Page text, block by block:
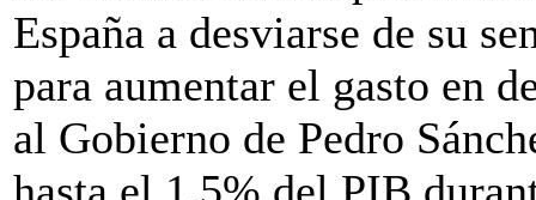
España a desviarse de su
para aumentar el gasto en
al Gobierno de Pedro
hasta el 1,5% del PIB